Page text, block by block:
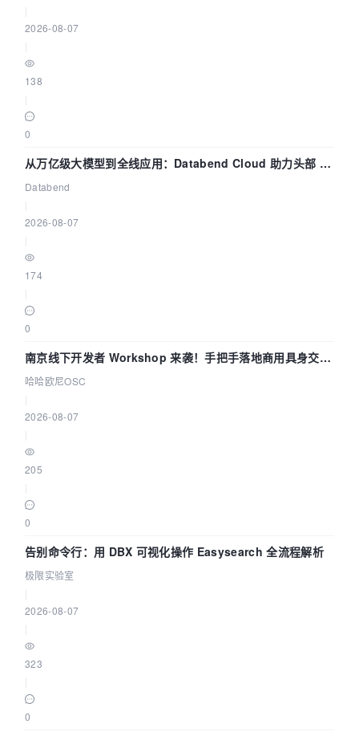
2026-08-07
138
0
从万亿级大模型到全线应用：Databend Cloud 助力头部 AI
企业构建全链路 Trace 数据管道
Databend
2026-08-07
174
0
南京线下开发者 Workshop 来袭！手把手落地商用具身交互
智能 Agent 应用
哈哈欧尼OSC
2026-08-07
205
0
告别命令行：用 DBX 可视化操作 Easysearch 全流程解析
极限实验室
2026-08-07
323
0